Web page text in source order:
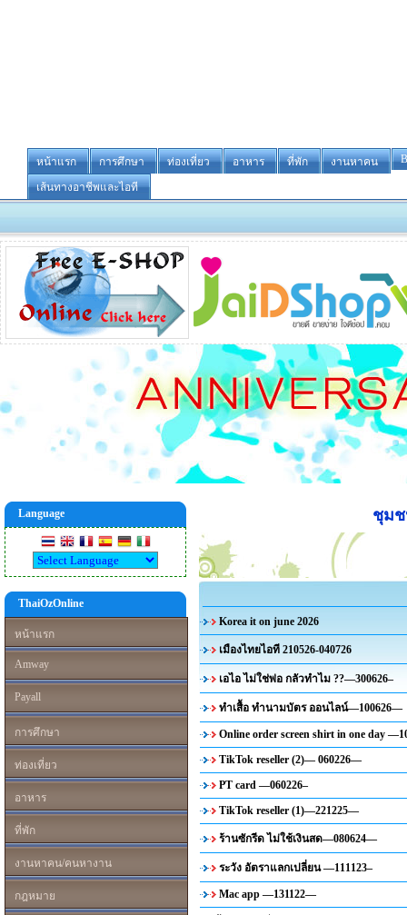
หน้าแรก การศึกษา ท่องเที่ยว อาหาร ที่พัก งานหาคน
เส้นทางอาชีพและไอที
Language
ThaiOzOnline
หน้าแรก
Amway
Payall
การศึกษา
ท่องเที่ยว
อาหาร
ที่พัก
งานหาคน/คนหางาน
กฎหมาย
ชุมช
Korea it on june 2026
เมืองไทยไอที 210526-040726
เอไอ ไม่ใช่พ่อ กลัวทำไม ??—300626–
ทำเสื้อ ทำนามบัตร ออนไลน์—100626—
Online order screen shirt in one day
TikTok reseller (2)— 060226—
PT card —060226–
TikTok reseller (1)—221225—
ร้านซักรีด ไม่ใช้เงินสด—080624—
ระวัง อัตราแลกเปลี่ยน —111123–
Mac app —131122—